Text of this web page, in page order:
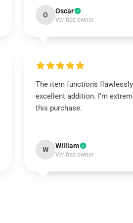
O Oscar
Verified owner
The item functions
excellent addition. I’m
this purchase.
W William
Verified owner